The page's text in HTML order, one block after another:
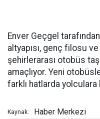
Enver Geçgel
altyapısı, genç filosu
şehirlerarası otobüs
amaçlıyor. Yeni
farklı hatlarda
Kaynak: Haber Merkezi